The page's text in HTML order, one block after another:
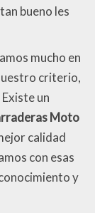
bueno les
mucho en
criterio,
un
Moto
calidad
con esas
y